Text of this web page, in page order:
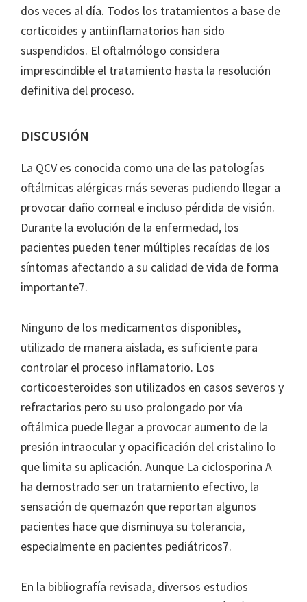
dos veces al día. Todos los tratamientos a base de
corticoides y antiinflamatorios han sido
suspendidos. El oftalmólogo considera
imprescindible el tratamiento hasta la resolución
definitiva del proceso.
DISCUSIÓN
La QCV es conocida como una de las patologías
oftálmicas alérgicas más severas pudiendo llegar a
provocar daño corneal e incluso pérdida de visión.
Durante la evolución de la enfermedad, los
pacientes pueden tener múltiples recaídas de los
síntomas afectando a su calidad de vida de forma
importante7.
Ninguno de los medicamentos disponibles,
utilizado de manera aislada, es suficiente para
controlar el proceso inflamatorio. Los
corticoesteroides son utilizados en casos severos y
refractarios pero su uso prolongado por vía
oftálmica puede llegar a provocar aumento de la
presión intraocular y opacificación del cristalino lo
que limita su aplicación. Aunque La ciclosporina A
ha demostrado ser un tratamiento efectivo, la
sensación de quemazón que reportan algunos
pacientes hace que disminuya su tolerancia,
especialmente en pacientes pediátricos7.
En la bibliografía revisada, diversos estudios